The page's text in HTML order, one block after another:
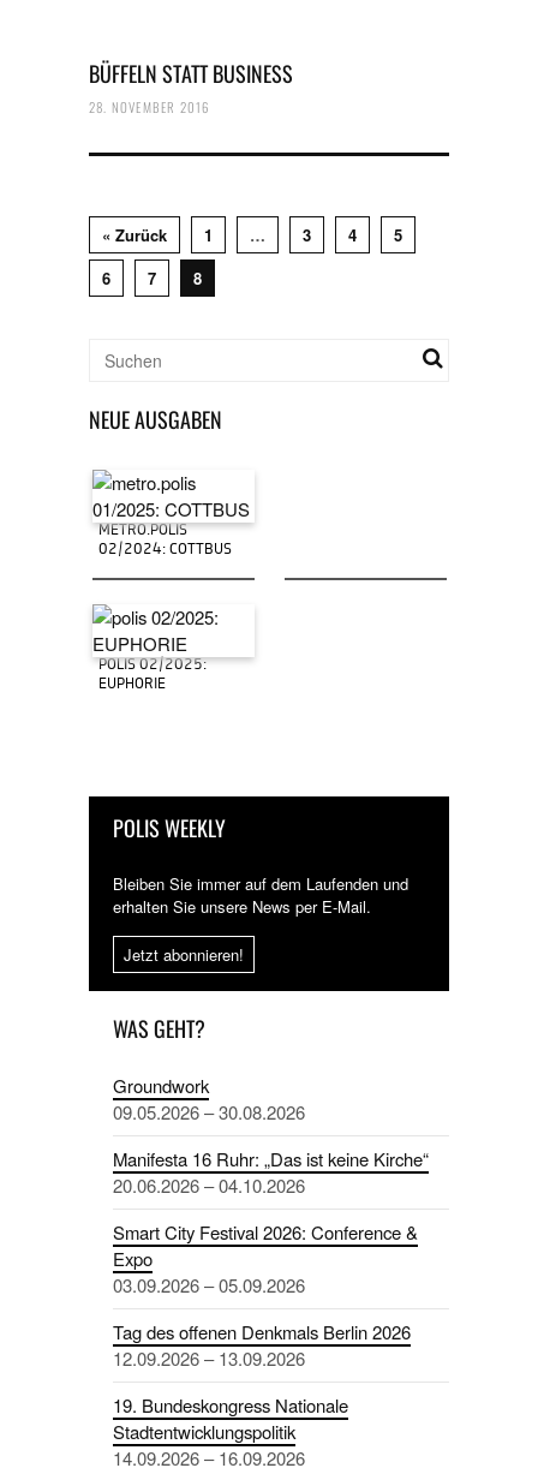
BÜFFELN STATT BUSINESS
28. NOVEMBER 2016
« Zurück 1 … 3 4
5
6
7 8
NEUE AUSGABEN
METRO.POLIS
02/2024: COTTBUS
POLIS 02/2025:
EUPHORIE
POLIS WEEKLY
Bleiben Sie immer auf dem Laufenden und
erhalten Sie unsere News per E-Mail.
Jetzt abonnieren!
WAS GEHT?
Groundwork
09.05.2026 – 30.08.2026
Manifesta 16 Ruhr: „Das ist keine Kirche“
20.06.2026 – 04.10.2026
Smart City Festival 2026: Conference &
Expo
03.09.2026 – 05.09.2026
Tag des offenen Denkmals Berlin 2026
12.09.2026 – 13.09.2026
19. Bundeskongress Nationale
Stadtentwicklungspolitik
14.09.2026 – 16.09.2026